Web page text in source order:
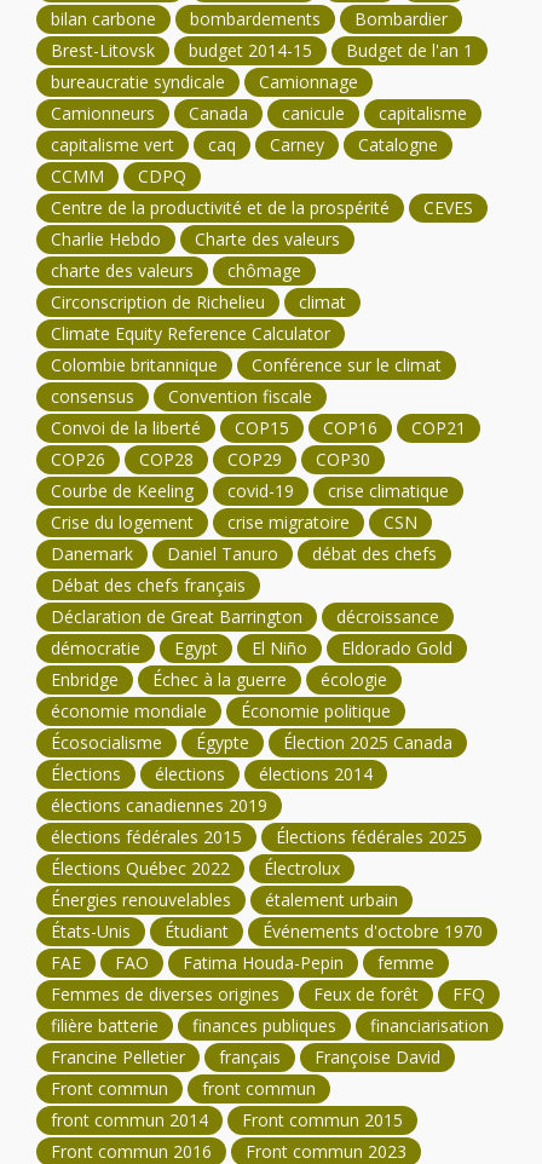
bilan carbone bombardements
Bombardier
Brest-Litovsk
budget 2014-15
Budget de l'an 1
bureaucratie syndicale
Camionnage
Camionneurs
Canada canicule
capitalisme
capitalisme vert
caq Carney
Catalogne
CCMM
CDPQ
Centre de la productivité et de la prospérité
CEVES
Charlie Hebdo
Charte des valeurs
charte des valeurs
chômage
Circonscription de Richelieu
climat
Climate Equity Reference Calculator
Colombie britannique
Conférence sur le climat
consensus
Convention fiscale
Convoi de la liberté
COP15 COP16
COP21
COP26
COP28 COP29
COP30
Courbe de Keeling
covid-19
crise climatique
Crise du logement
crise migratoire
CSN
Danemark
Daniel Tanuro
débat des chefs
Débat des chefs français
Déclaration de Great Barrington
décroissance
démocratie
Egypt El Niño
Eldorado Gold
Enbridge
Échec à la guerre
écologie
économie mondiale
Économie politique
Écosocialisme
Égypte
Élection 2025 Canada
Élections
élections
élections 2014
élections canadiennes 2019
élections fédérales 2015
Élections fédérales 2025
Élections Québec 2022
Électrolux
Énergies renouvelables
étalement urbain
États-Unis
Étudiant
Événements d'octobre 1970
FAE
FAO Fatima Houda-Pepin
femme
Femmes de diverses origines
Feux de forêt
FFQ
filière batterie
finances publiques
financiarisation
Francine Pelletier
français
Françoise David
Front commun
front commun
front commun 2014
Front commun 2015
Front commun 2016
Front commun 2023